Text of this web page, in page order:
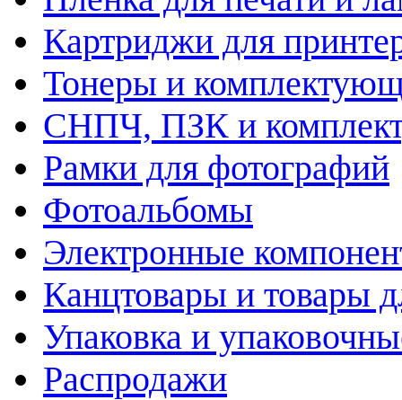
Картриджи для
Тонеры и
СНПЧ, ПЗК и
Рамки для фотографий
Фотоальбомы
Электронные
Канцтовары и товары
Упаковка и
Распродажи